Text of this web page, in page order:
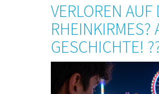
VERLOREN AUF
RHEINKIRMES?
GESCHICHTE!